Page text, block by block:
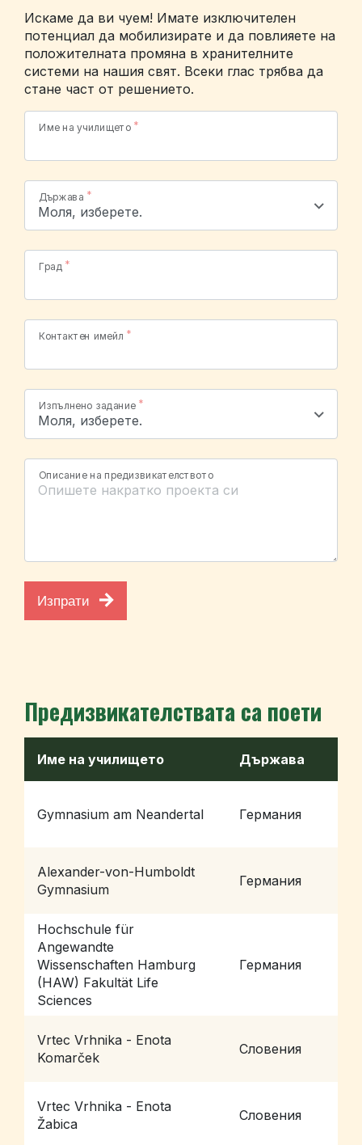
Искаме да ви чуем! Имате изключителен
потенциал да мобилизирате и да повлияете на
положителната промяна в хранителните
системи на нашия свят. Всеки глас трябва да
стане част от решението.
Име на училището
Държава
Град
Контактен имейл
Изпълнено задание
Описание на предизвикателството
Изпрати
Предизвикателствата са поети
Име на училището Държава
Gymnasium am Neandertal Германия
Alexander-von-Humboldt
Gymnasium
Германия
Hochschule für
Angewandte
Wissenschaften Hamburg
(HAW) Fakultät Life
Sciences
Германия
Vrtec Vrhnika - Enota
Komarček
Словения
Vrtec Vrhnika - Enota
Žabica
Словения